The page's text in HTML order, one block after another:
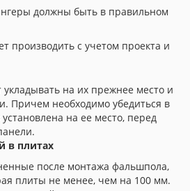
должны быть в правильном
производить с учетом проекта и
на их прежнее место и
Причем необходимо убедиться в
на ее место, перед
в плитах
после монтажа фальшпола,
плиты не менее, чем на 100 мм.